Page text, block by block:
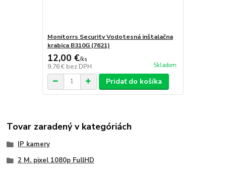
Monitorrs Security Vodotesná inštalačna
krabica B310G (7621)
12,00 €/ks
9,76 € bez DPH Skladom
Pridať do košíka
Tovar zaradený v kategóriách
IP kamery
2 M. pixel 1080p FullHD